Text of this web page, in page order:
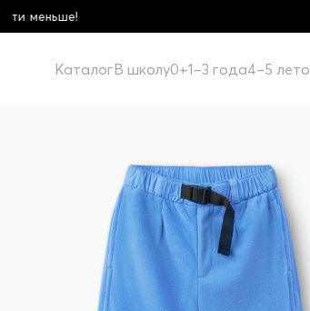
Школьная коллекция!
КаталогВ школу0+1–3 года4–5 лет